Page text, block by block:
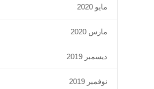
مايو 2020
مارس 2020
ديسمبر 2019
نوفمبر 2019